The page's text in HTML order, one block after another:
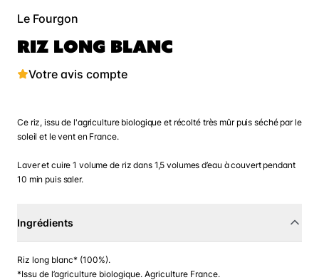
Le Fourgon
RIZ LONG BLANC
Votre avis compte
Ce riz, issu de l'agriculture biologique et récolté très mûr puis séché par le
soleil et le vent en France.
Laver et cuire 1 volume de riz dans 1,5 volumes d’eau à couvert pendant
10 min puis saler.
Ingrédients
Riz long blanc* (100%).
*Issu de l’agriculture biologique. Agriculture France.